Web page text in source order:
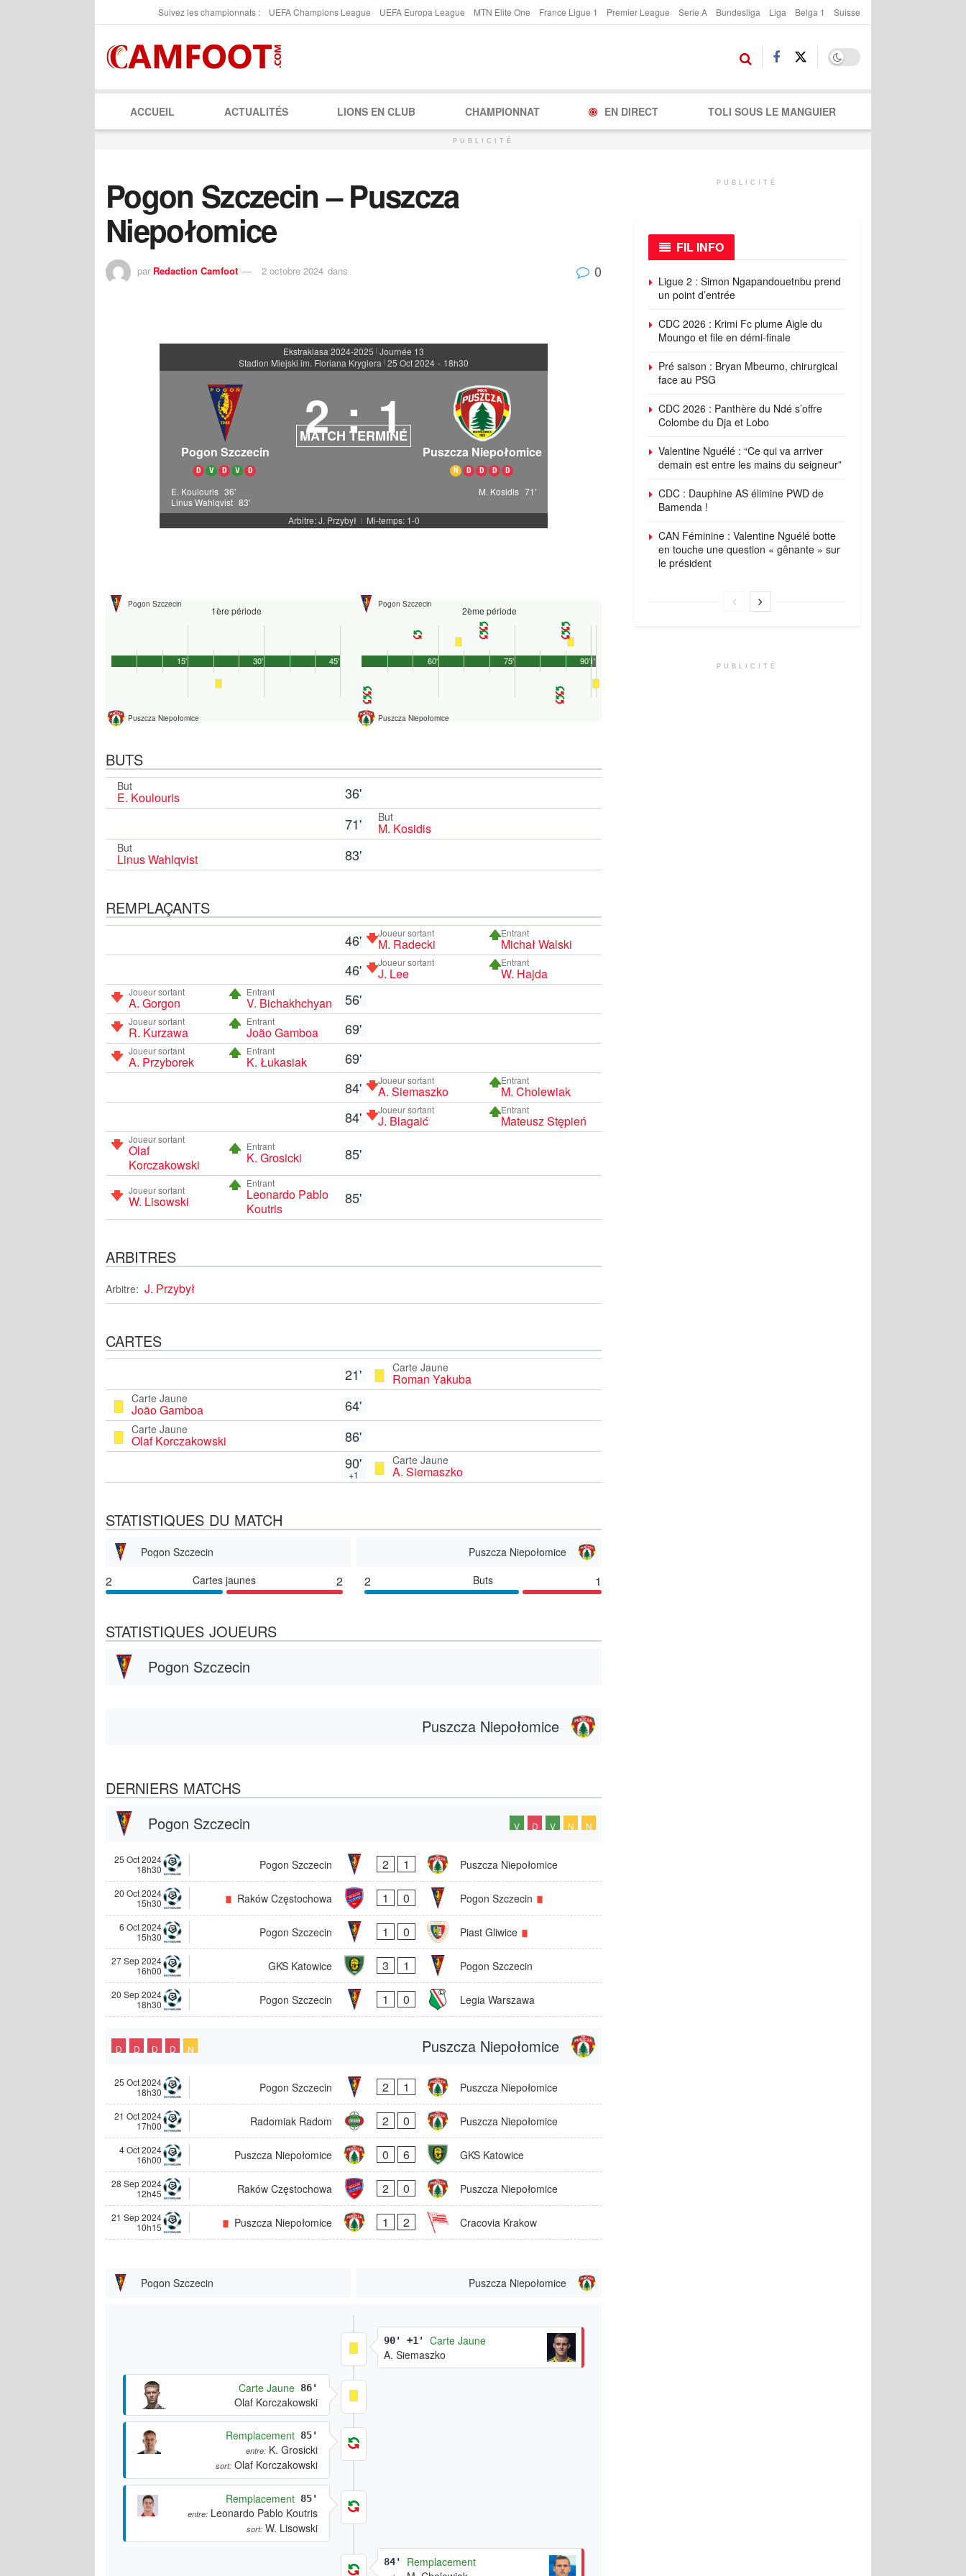
Suivez les championnats : UEFA Champions League UEFA Europa League MTN Elite One France Ligue 1 Premier League Serie A Bundesliga Liga Belga 1 Suisse
ACCUEIL ACTUALITÉS LIONS EN CLUB CHAMPIONNAT EN DIRECT TOLI SOUS LE MANGUIER
PUBLICITÉ
Pogon Szczecin – Puszcza
Niepołomice
par Redaction Camfoot 2 octobre 2024 dans 0
Ekstraklasa 2024-2025 | Journée 13
Stadion Miejski im. Floriana Krygiera | 25 Oct 2024 - 18h30
Pogon Szczecin
D V D V D
2 : 1
MATCH TERMINÉ
Puszcza Niepołomice
N D D D D
E. Koulouris 36'
Linus Wahlqvist 83'
M. Kosidis 71'
Arbitre: J. Przybył | Mi-temps: 1-0
Pogon Szczecin
1ère période
Puszcza Niepołomice
45'
15' 30'
Pogon Szczecin
2ème période
Puszcza Niepołomice
90'
60' 75' 1'
BUTS
But
E. Koulouris
36'
71'
But
M. Kosidis
But
Linus Wahlqvist 83'
REMPLAÇANTS
46' Joueur sortant
M. Radecki
Entrant
Michał Walski
46' Joueur sortant
J. Lee
Entrant
W. Hajda
Joueur sortant
A. Gorgon
Entrant
V. Bichakhchyan 56'
Joueur sortant
R. Kurzawa
Entrant
João Gamboa 69'
Joueur sortant
A. Przyborek
Entrant
K. Łukasiak
69'
84'
Joueur sortant
A. Siemaszko
Entrant
M. Cholewiak
84' Joueur sortant
J. Blagaić
Entrant
Mateusz Stępień
Joueur sortant
Olaf
Korczakowski
Entrant
K. Grosicki 85'
Joueur sortant
W. Lisowski
Entrant
Leonardo Pablo
Koutris
85'
ARBITRES
Arbitre: J. Przybył
CARTES
21' Carte Jaune
Roman Yakuba
Carte Jaune
João Gamboa 64'
Carte Jaune
Olaf Korczakowski
86'
90'
+1
Carte Jaune
A. Siemaszko
STATISTIQUES DU MATCH
Pogon Szczecin Puszcza Niepołomice
2 Cartes jaunes 2 2 Buts 1
STATISTIQUES JOUEURS
Pogon Szczecin
Puszcza Niepołomice
DERNIERS MATCHS
Pogon Szczecin
V D V N N
25 Oct 2024
18h30
Pogon Szczecin 2 1 Puszcza Niepołomice
20 Oct 2024
15h30
Raków Częstochowa 1 0 Pogon Szczecin
6 Oct 2024
15h30
Pogon Szczecin 1 0 Piast Gliwice
27 Sep 2024
16h00
GKS Katowice 3 1 Pogon Szczecin
20 Sep 2024
18h30
Pogon Szczecin 1 0 Legia Warszawa
Puszcza Niepołomice
D D D D N
25 Oct 2024
18h30
Pogon Szczecin 2 1 Puszcza Niepołomice
21 Oct 2024
17h00
Radomiak Radom 2 0 Puszcza Niepołomice
4 Oct 2024
16h00
Puszcza Niepołomice 0 6 GKS Katowice
28 Sep 2024
12h45
Raków Częstochowa 2 0 Puszcza Niepołomice
21 Sep 2024
10h15
Puszcza Niepołomice 1 2 Cracovia Krakow
Pogon Szczecin Puszcza Niepołomice
90' +1'
Carte Jaune
A. Siemaszko
Carte Jaune 86'
Olaf Korczakowski
Remplacement 85'
entre: K. Grosicki
sort: Olaf Korczakowski
Remplacement 85'
entre: Leonardo Pablo Koutris
sort: W. Lisowski
84' Remplacement
PUBLICITÉ
FIL INFO
Ligue 2 : Simon Ngapandouetnbu prend
un point d’entrée
CDC 2026 : Krimi Fc plume Aigle du
Moungo et file en démi-finale
Pré saison : Bryan Mbeumo, chirurgical
face au PSG
CDC 2026 : Panthère du Ndé s’offre
Colombe du Dja et Lobo
Valentine Nguélé : “Ce qui va arriver
demain est entre les mains du seigneur”
CDC : Dauphine AS élimine PWD de
Bamenda !
CAN Féminine : Valentine Nguélé botte
en touche une question « gênante » sur
le président
PUBLICITÉ